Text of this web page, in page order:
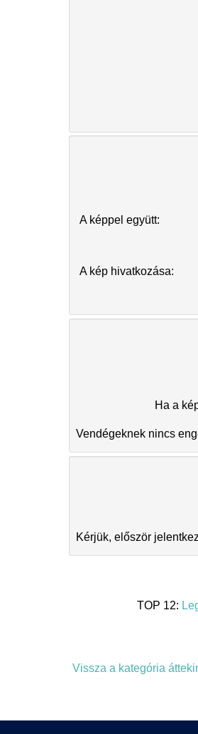
A képpel együtt:
A kép hivatkozása:
Ha a
Vendégeknek nincs
Kérjük, először
TOP 12:
Vissza a kategória